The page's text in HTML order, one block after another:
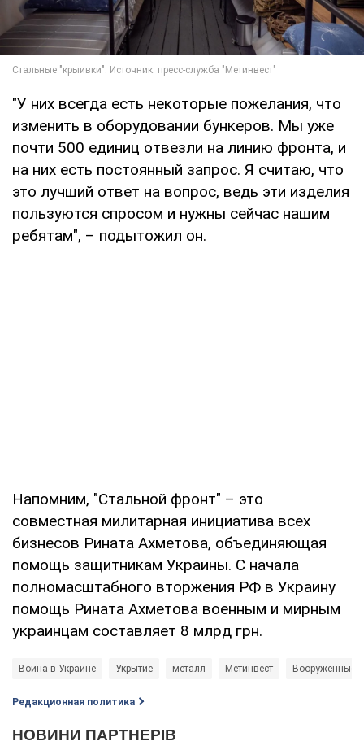
"У них всегда есть некоторые пожелания, что
изменить в оборудовании бункеров. Мы уже
почти 500 единиц отвезли на линию фронта, и
на них есть постоянный запрос. Я считаю, что
это лучший ответ на вопрос, ведь эти изделия
пользуются спросом и нужны сейчас нашим
ребятам", – подытожил он.
Напомним, "Стальной фронт" – это
совместная милитарная инициатива всех
бизнесов Рината Ахметова, объединяющая
помощь защитникам Украины. С начала
полномасштабного вторжения РФ в Украину
помощь Рината Ахметова военным и мирным
украинцам составляет 8 млрд грн.
Война в Украине Укрытие металл Метинвест Вооруженные
Редакционная политика